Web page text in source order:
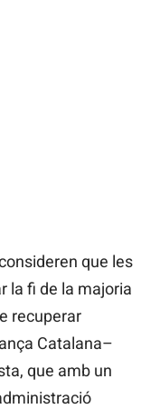
que les
la fi de la majoria
recuperar
Catalana–
que amb un